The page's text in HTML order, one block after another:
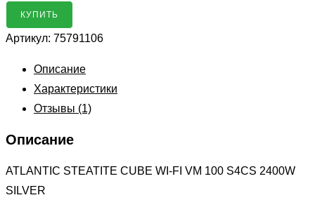
КУПИТЬ
Артикул: 75791106
Описание
Характеристики
Отзывы (1)
Описание
ATLANTIC STEATITE CUBE WI-FI VM 100 S4CS 2400W
SILVER